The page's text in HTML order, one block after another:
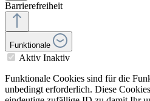
Barrierefreiheit
Funktionale
Aktiv Inaktiv
Funktionale Cookies sind für die
unbedingt erforderlich. Diese